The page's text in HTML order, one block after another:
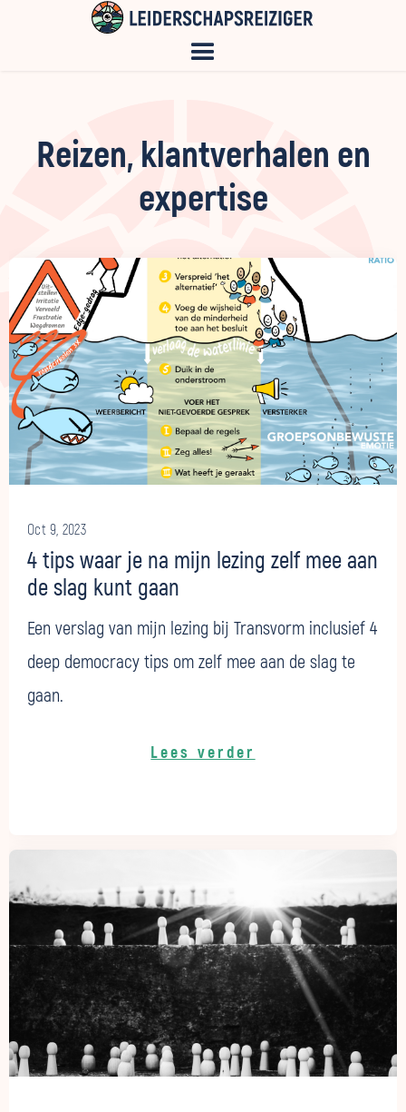
Reizen, klantverhalen en
expertise
Oct 9, 2023
4 tips waar je na mijn lezing zelf mee aan
de slag kunt gaan
Een verslag van mijn lezing bij Transvorm inclusief 4
deep democracy tips om zelf mee aan de slag te
gaan.
Lees verder